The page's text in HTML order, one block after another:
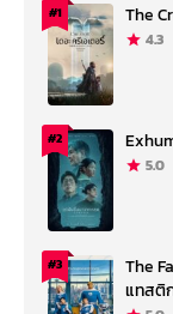
#1 The
4.3
#2
5.0
#3
The
แทสติ